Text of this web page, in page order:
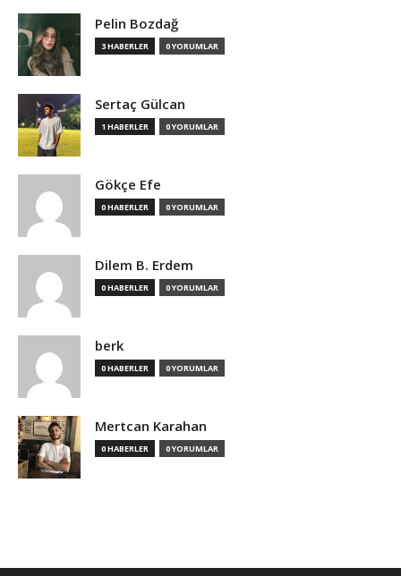
Pelin Bozdağ
3 HABERLER 0 YORUMLAR
Sertaç Gülcan
1 HABERLER 0 YORUMLAR
Gökçe Efe
0 HABERLER 0 YORUMLAR
Dilem B. Erdem
0 HABERLER 0 YORUMLAR
berk
0 HABERLER 0 YORUMLAR
Mertcan Karahan
0 HABERLER 0 YORUMLAR